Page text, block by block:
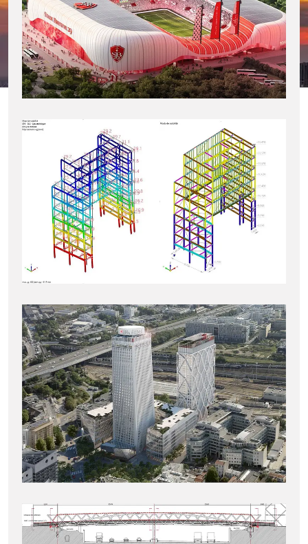
MOE CONCEPTION
Surélévation – Issy Les
Moulineaux (92)
AVANT PROJET
Coiffe de la tour Pleyel
ÉTUDES D’EXÉCUTION
PASSERELLE DES